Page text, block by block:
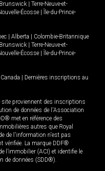
Terre-Neuve-et-
Écosse
Île-du-Prince-
Alberta
Colombie-Britannique
Terre-Neuve-et-
Écosse
Île-du-Prince-
Dernières inscriptions au
proviennent des inscriptions
de données de l'Association
met en référence des
autres que Royal
de l'information n'est pas
vérifiée. La marque DDF®
l’immobilier (ACI) et identifie le
de données (SDD®).